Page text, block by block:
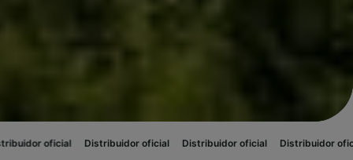
Distribuidor oficial Distribuidor oficial Distribuidor oficial